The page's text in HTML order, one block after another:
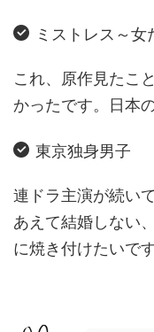
ミストレス～女
これ、原作見たこ
かったです。日本
東京独身男子
連ドラ主演が続い
あえて結婚しない
に焼き付けたいです